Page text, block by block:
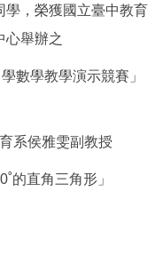
，榮獲國立臺中教育
心舉辦之
數學教學演示競賽」
系侯雅雯副教授
的直角三角形」